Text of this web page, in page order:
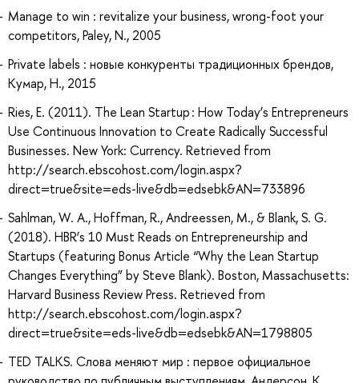
Manage to win : revitalize your business, wrong-foot your
competitors, Paley, N., 2005
Private labels : новые конкуренты традиционных брендов,
Кумар, Н., 2015
Ries, E. (2011). The Lean Startup : How Today’s Entrepreneurs
Use Continuous Innovation to Create Radically Successful
Businesses. New York: Currency. Retrieved from
http://search.ebscohost.com/login.aspx?
direct=true&site=eds-live&db=edsebk&AN=733896
Sahlman, W. A., Hoffman, R., Andreessen, M., & Blank, S. G.
(2018). HBR’s 10 Must Reads on Entrepreneurship and
Startups (featuring Bonus Article “Why the Lean Startup
Changes Everything” by Steve Blank). Boston, Massachusetts:
Harvard Business Review Press. Retrieved from
http://search.ebscohost.com/login.aspx?
direct=true&site=eds-live&db=edsebk&AN=1798805
TED TALKS. Слова меняют мир : первое официальное